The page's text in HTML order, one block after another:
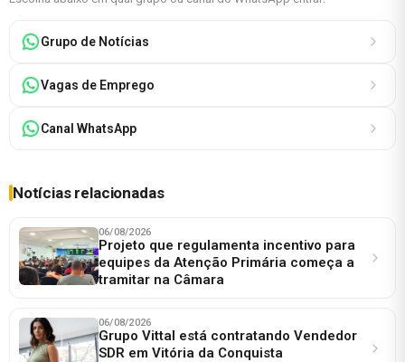
Grupo de Notícias
Vagas de Emprego
Canal WhatsApp
Notícias relacionadas
06/08/2026
Projeto que regulamenta incentivo para
equipes da Atenção Primária começa a
tramitar na Câmara
06/08/2026
Grupo Vittal está contratando Vendedor
SDR em Vitória da Conquista